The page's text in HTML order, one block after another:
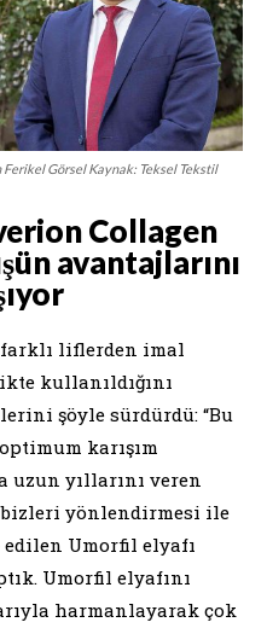
Ferikel Görsel Kaynak: Teksel Tekstil
Collagen
avantajlarını
liflerden imal
kullanıldığını
şöyle sürdürdü: “Bu
karışım
yıllarını veren
bizleri yönlendirmesi ile
Umorfil elyafı
Umorfil elyafını
harmanlayarak çok